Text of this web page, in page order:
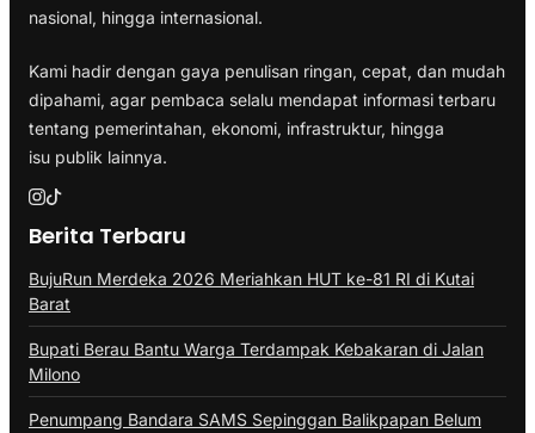
nasional, hingga internasional.
Kami hadir dengan gaya penulisan ringan, cepat, dan mudah
dipahami, agar pembaca selalu mendapat informasi terbaru
tentang pemerintahan, ekonomi, infrastruktur, hingga
isu publik lainnya.
Berita Terbaru
BujuRun Merdeka 2026 Meriahkan HUT ke-81 RI di Kutai
Barat
Bupati Berau Bantu Warga Terdampak Kebakaran di Jalan
Milono
Penumpang Bandara SAMS Sepinggan Balikpapan Belum